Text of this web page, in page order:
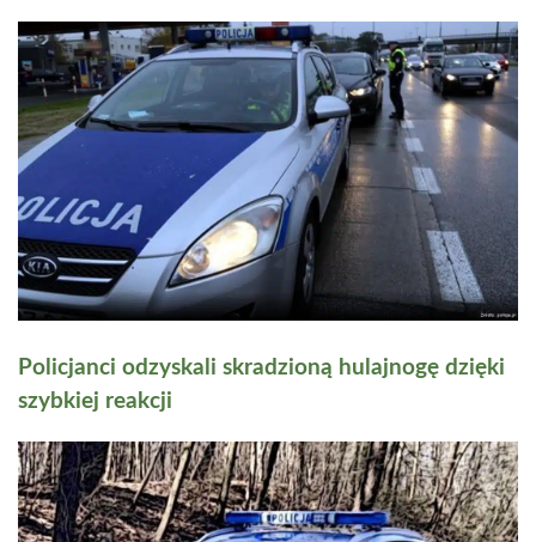
Policjanci odzyskali skradzioną hulajnogę dzięki
szybkiej reakcji